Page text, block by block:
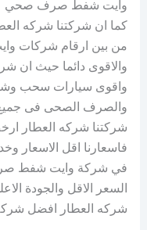
وايت شفط صرف صحي
كما ان شركتنا شركه
من بين ارقام شركات
والاقوى دائما حيث ان
واقوى سيارات سحب
والصرف الصحى فى جميع
شركتنا شركه العطار
فاسعارنا اقل الاسعار
في شركة وايت شفط
السعر الاقل والجودة
شركه العطار افضل